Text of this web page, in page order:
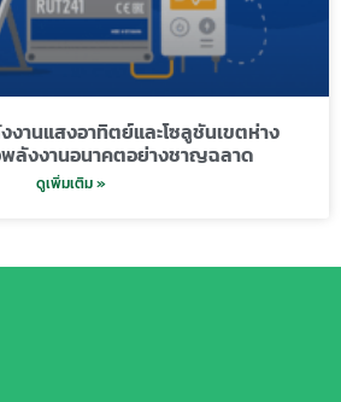
านแสงอาทิตย์และโซลูชันเขตห่าง
พลังงานอนาคตอย่างชาญฉลาด
ดูเพิ่มเติม »